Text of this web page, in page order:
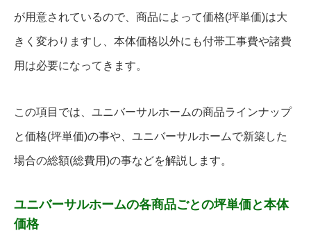
が用意されているので、商品によって価格(坪単価)は大
きく変わりますし、本体価格以外にも付帯工事費や諸費
用は必要になってきます。
この項目では、ユニバーサルホームの商品ラインナップ
と価格(坪単価)の事や、ユニバーサルホームで新築した
場合の総額(総費用)の事などを解説します。
ユニバーサルホームの各商品ごとの坪単価と本体
価格